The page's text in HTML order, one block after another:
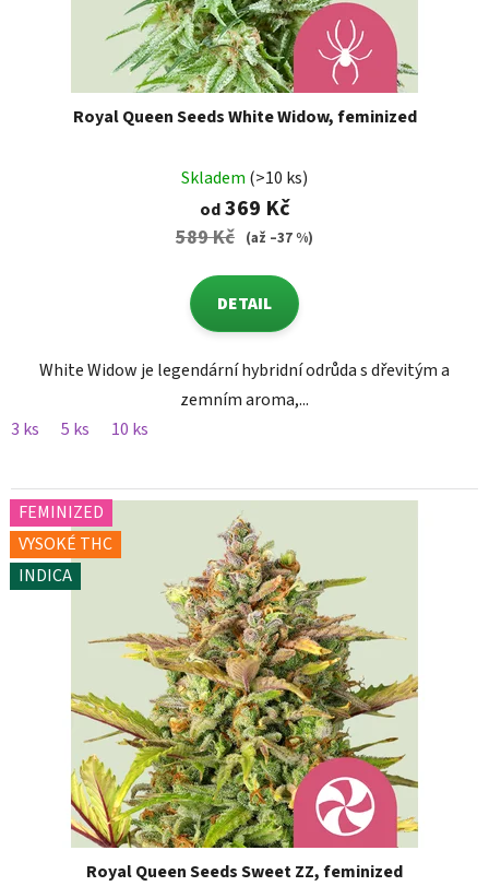
Royal Queen Seeds White Widow, feminized
Skladem (>10 ks)
od369 Kč
589 Kč (až –37 %)
DETAIL
White Widow je legendární hybridní odrůda s dřevitým a
zemním aroma,...
3 ks
5 ks 10 ks
FEMINIZED
VYSOKÉ THC
INDICA
Royal Queen Seeds Sweet ZZ, feminized